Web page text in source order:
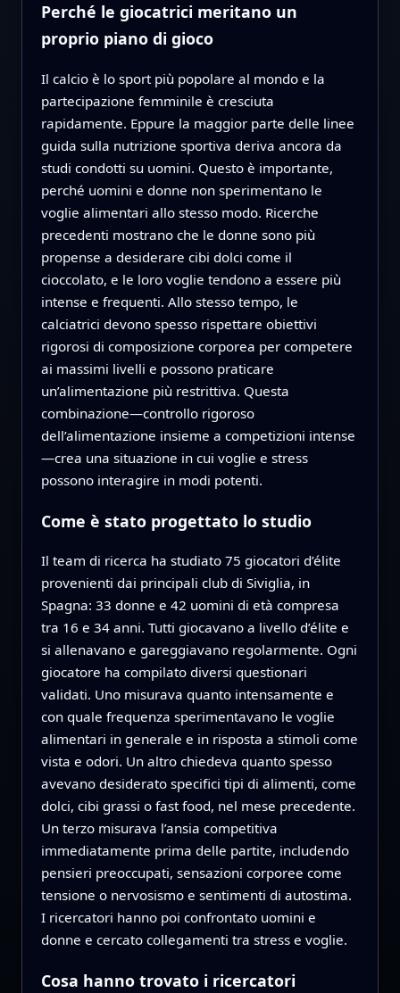
Perché le giocatrici meritano un
proprio piano di gioco
Il calcio è lo sport più popolare al mondo e la
partecipazione femminile è cresciuta
rapidamente. Eppure la maggior parte delle linee
guida sulla nutrizione sportiva deriva ancora da
studi condotti su uomini. Questo è importante,
perché uomini e donne non sperimentano le
voglie alimentari allo stesso modo. Ricerche
precedenti mostrano che le donne sono più
propense a desiderare cibi dolci come il
cioccolato, e le loro voglie tendono a essere più
intense e frequenti. Allo stesso tempo, le
calciatrici devono spesso rispettare obiettivi
rigorosi di composizione corporea per competere
ai massimi livelli e possono praticare
un’alimentazione più restrittiva. Questa
combinazione—controllo rigoroso
dell’alimentazione insieme a competizioni intense
—crea una situazione in cui voglie e stress
possono interagire in modi potenti.
Come è stato progettato lo studio
Il team di ricerca ha studiato 75 giocatori d’élite
provenienti dai principali club di Siviglia, in
Spagna: 33 donne e 42 uomini di età compresa
tra 16 e 34 anni. Tutti giocavano a livello d’élite e
si allenavano e gareggiavano regolarmente. Ogni
giocatore ha compilato diversi questionari
validati. Uno misurava quanto intensamente e
con quale frequenza sperimentavano le voglie
alimentari in generale e in risposta a stimoli come
vista e odori. Un altro chiedeva quanto spesso
avevano desiderato specifici tipi di alimenti, come
dolci, cibi grassi o fast food, nel mese precedente.
Un terzo misurava l’ansia competitiva
immediatamente prima delle partite, includendo
pensieri preoccupati, sensazioni corporee come
tensione o nervosismo e sentimenti di autostima.
I ricercatori hanno poi confrontato uomini e
donne e cercato collegamenti tra stress e voglie.
Cosa hanno trovato i ricercatori